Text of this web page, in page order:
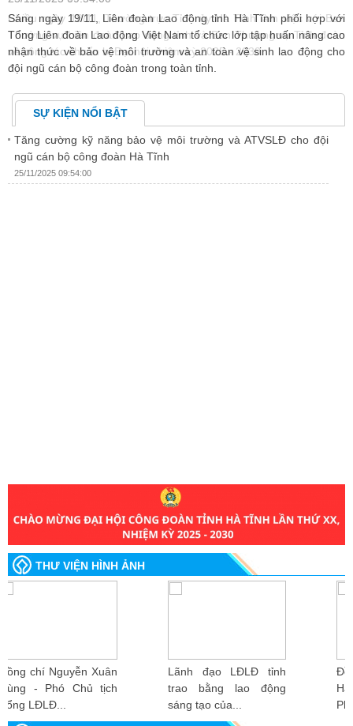
Sáng ngày 19/11, Liên đoàn Lao động tỉnh Hà Tĩnh phối hợp với
Tổng Liên đoàn Lao động Việt Nam tổ chức lớp tập huấn nâng cao
nhận thức về bảo vệ môi trường và an toàn vệ sinh lao động cho
đội ngũ cán bộ công đoàn trong toàn tỉnh.
SỰ KIỆN NỔI BẬT
Tăng cường kỹ năng bảo vệ môi trường và ATVSLĐ cho đội
ngũ cán bộ công đoàn Hà Tĩnh
25/11/2025 09:54:00
THƯ VIỆN HÌNH ẢNH
Lãnh đạo LĐLĐ tỉnh
trao bằng lao động
sáng tạo của...
Đồng chí Nguyễn Thị
Hà Tân - Tỉnh ủy viên,
Phó...